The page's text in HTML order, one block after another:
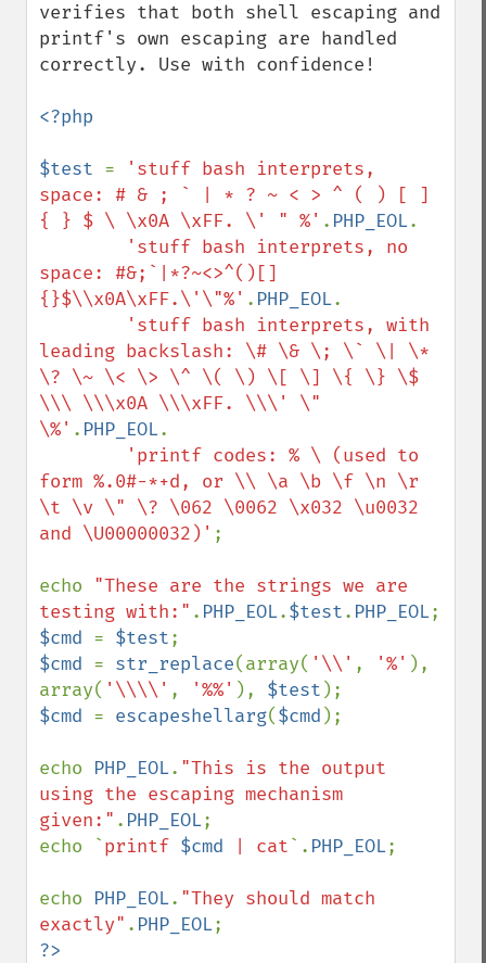
verifies that both shell escaping and
printf's own escaping are handled
correctly. Use with confidence!
<?php
$test =
'stuff bash interprets,
space: # & ; ` | * ? ~ < > ^ ( ) [ ]
{ } $ \ \x0A \xFF. \' " %' . PHP_EOL.
'stuff bash interprets, no
space: #&;`|*?~<>^()[]
{}$\\x0A\xFF.\'\"%' . PHP_EOL.
'stuff bash interprets, with
leading backslash: \# \& \; \` \| \*
\? \~ \< \> \^ \( \) \[ \] \{ \} \$
\\\ \\\x0A \\\xFF. \\\' \"
\%' . PHP_EOL.
'printf codes: % \ (used to
form %.0#-*+d, or \\ \a \b \f \n \r
\t \v \" \? \062 \0062 \x032 \u0032
and \U00000032)' ;
echo "These are the strings we are
testing with:" . PHP_EOL.$test. PHP_EOL
$cmd = $test
$cmd = str_replace(array( '\\' , '%' ),
array( '\\\\' , '%%' ), $test
$cmd = escapeshellarg($cmd );
echo PHP_EOL. "This is the output
using the escaping mechanism
given:" . PHP_EOL;
echo `printf $cmd | cat`. PHP_EOL;
echo PHP_EOL. "They should match
exactly" . PHP_EOL
?>